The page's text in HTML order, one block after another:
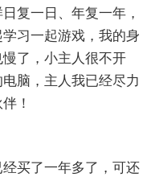
复一日、年复一年，
习一起游戏，我的身
了，小主人很不开
脑，主人我已经尽力
！
买了一年多了，可还